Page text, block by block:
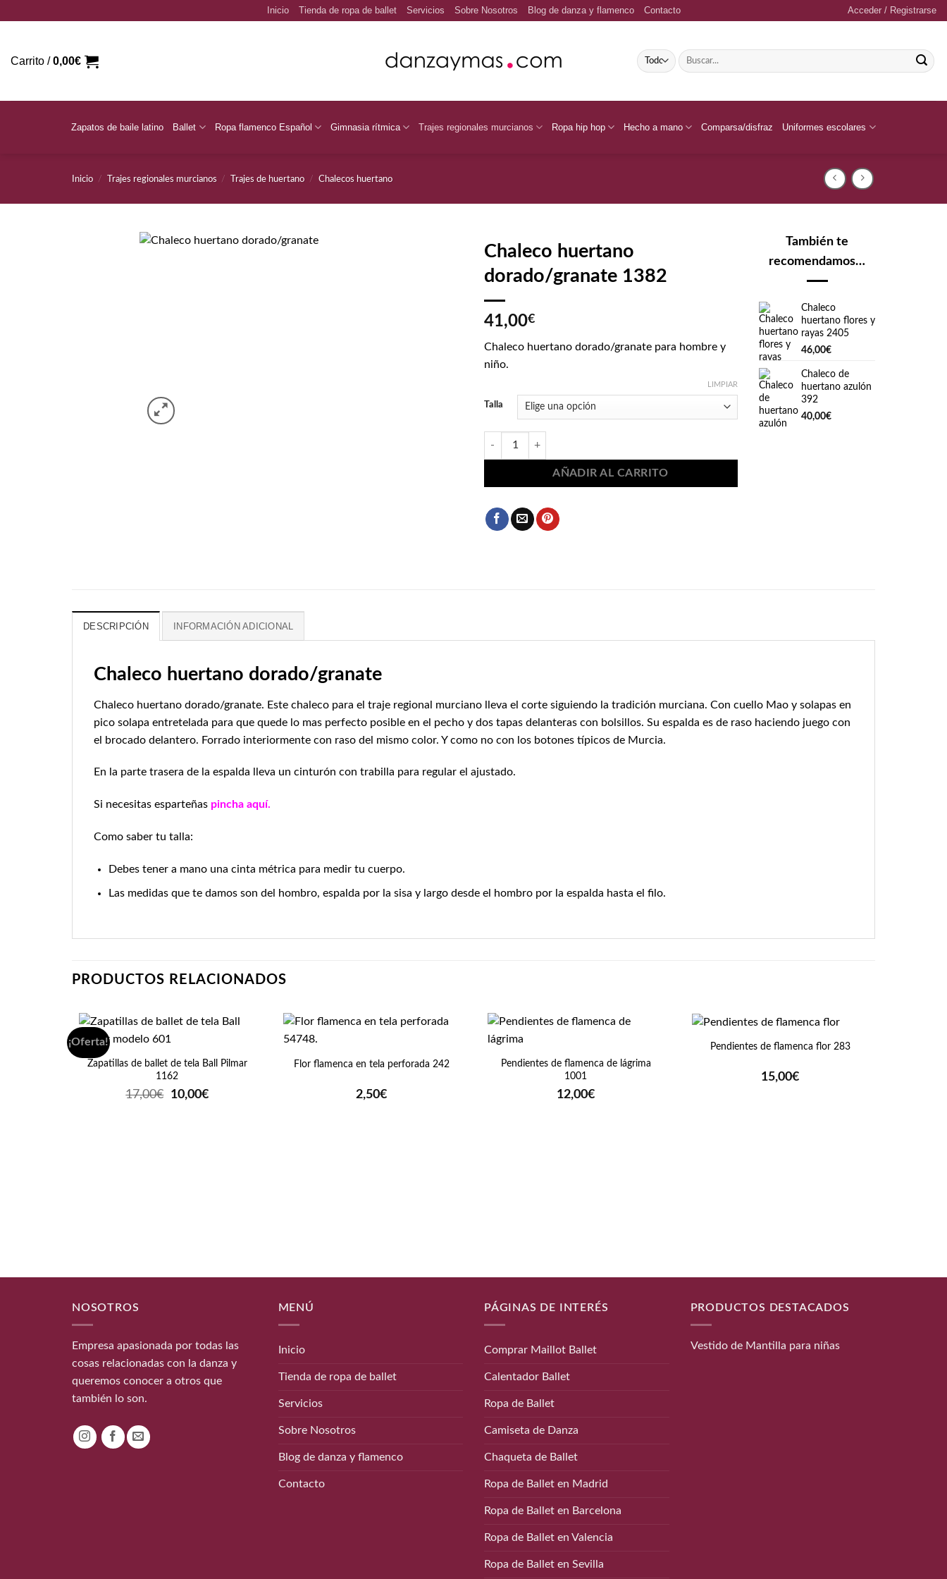
Inicio Tienda de ropa de ballet Servicios Sobre Nosotros Blog de danza y flamenco Contacto Acceder / Registrarse
Carrito /0,00€
Buscar
por:
Zapatos de baile latino Ballet Ropa flamenco Español Gimnasia rítmica Trajes regionales murcianos Ropa hip hop Hecho a mano Comparsa/disfraz Uniformes escolares
Inicio / Trajes regionales murcianos / Trajes de huertano / Chalecos huertano
Chaleco huertano
dorado/granate 1382
41,00€
Chaleco huertano dorado/granate para hombre y
niño.
Talla
LIMPIAR
Chaleco huertano dorado/granate 1382 cantidad
AÑADIR AL CARRITO
También te
recomendamos…
Chaleco
huertano flores y
rayas 2405
46,00€
Chaleco de
huertano azulón
392
40,00€
DESCRIPCIÓN INFORMACIÓN ADICIONAL
Chaleco huertano dorado/granate
Chaleco huertano dorado/granate. Este chaleco para el traje regional murciano lleva el corte siguiendo la tradición murciana. Con cuello Mao y solapas en
pico solapa entretelada para que quede lo mas perfecto posible en el pecho y dos tapas delanteras con bolsillos. Su espalda es de raso haciendo juego con
el brocado delantero. Forrado interiormente con raso del mismo color. Y como no con los botones típicos de Murcia.
En la parte trasera de la espalda lleva un cinturón con trabilla para regular el ajustado.
Si necesitas esparteñas pincha aquí.
Como saber tu talla:
Debes tener a mano una cinta métrica para medir tu cuerpo.
Las medidas que te damos son del hombro, espalda por la sisa y largo desde el hombro por la espalda hasta el filo.
PRODUCTOS RELACIONADOS
¡Oferta!
Zapatillas de ballet de tela Ball Pilmar
1162
17,00€ El
10,00€El
+
Flor flamenca en tela perforada 242
2,50€
+
Pendientes de flamenca de lágrima
1001
12,00€
+
Pendientes de flamenca flor 283
15,00€
NOSOTROS
Empresa apasionada por todas las
cosas relacionadas con la danza y
queremos conocer a otros que
también lo son.
MENÚ
Inicio
Tienda de ropa de ballet
Servicios
Sobre Nosotros
Blog de danza y flamenco
Contacto
PÁGINAS DE INTERÉS
Comprar Maillot Ballet
Calentador Ballet
Ropa de Ballet
Camiseta de Danza
Chaqueta de Ballet
Ropa de Ballet en Madrid
Ropa de Ballet en Barcelona
Ropa de Ballet en Valencia
Ropa de Ballet en Sevilla
PRODUCTOS DESTACADOS
Vestido de Mantilla para niñas